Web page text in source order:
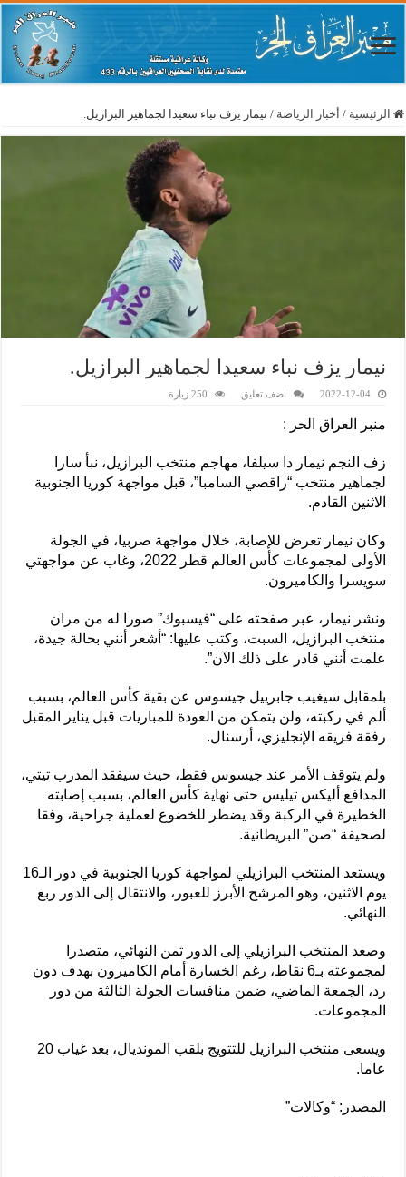
الرئيسية / أخبار الرياضة / نيمار يزف نباء سعيدا لجماهير البرازيل.
نيمار يزف نباء سعيدا لجماهير البرازيل.
2022-12-04 اضف تعليق 250 زيارة
منبر العراق الحر :
زف النجم نيمار دا سيلفا، مهاجم منتخب البرازيل، نبأ سارا
لجماهير منتخب “راقصي السامبا”، قبل مواجهة كوريا الجنوبية
الاثنين القادم.
وكان نيمار تعرض للإصابة، خلال مواجهة صربيا، في الجولة
الأولى لمجموعات كأس العالم قطر 2022، وغاب عن مواجهتي
سويسرا والكاميرون.
ونشر نيمار، عبر صفحته على “فيسبوك” صورا له من مران
منتخب البرازيل، السبت، وكتب عليها: “أشعر أنني بحالة جيدة،
علمت أنني قادر على ذلك الآن”.
بلمقابل سيغيب جابرييل جيسوس عن بقية كأس العالم، بسبب
ألم في ركبته، ولن يتمكن من العودة للمباريات قبل يناير المقبل
رفقة فريقه الإنجليزي، أرسنال.
ولم يتوقف الأمر عند جيسوس فقط، حيث سيفقد المدرب تيتي،
المدافع أليكس تيليس حتى نهاية كأس العالم، بسبب إصابته
الخطيرة في الركبة وقد يضطر للخضوع لعملية جراحية، وفقا
لصحيفة “صن” البريطانية.
ويستعد المنتخب البرازيلي لمواجهة كوريا الجنوبية في دور الـ16
يوم الاثنين، وهو المرشح الأبرز للعبور، والانتقال إلى الدور ربع
النهائي.
وصعد المنتخب البرازيلي إلى الدور ثمن النهائي، متصدرا
لمجموعته بـ6 نقاط، رغم الخسارة أمام الكاميرون بهدف دون
رد، الجمعة الماضي، ضمن منافسات الجولة الثالثة من دور
المجموعات.
ويسعى منتخب البرازيل للتتويج بلقب المونديال، بعد غياب 20
عاما.
المصدر: “وكالات”